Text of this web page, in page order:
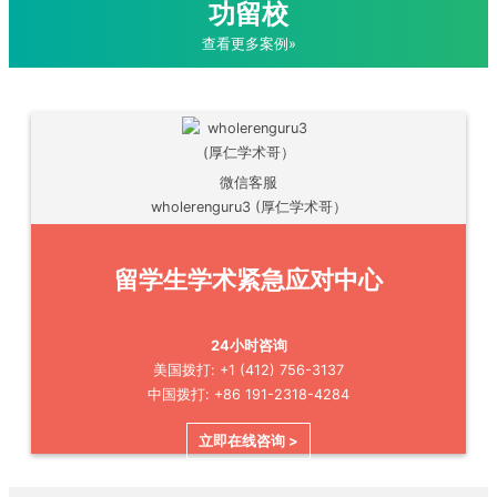
功留校
查看更多案例»
微信客服
wholerenguru3 (厚仁学术哥）
留学生学术紧急应对中心
24小时咨询
美国拨打: +1 (412) 756-3137
中国拨打: +86 191-2318-4284
立即在线咨询 >